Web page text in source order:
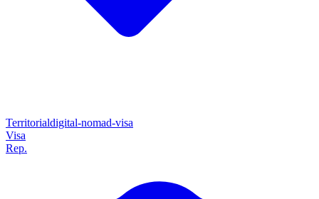
Territorialdigital-nomad-visa
Visa
Rep.